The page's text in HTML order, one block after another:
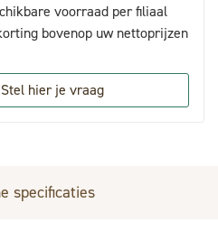
voorraad per filiaal
bovenop uw nettoprijzen
hier je vraag
specificaties